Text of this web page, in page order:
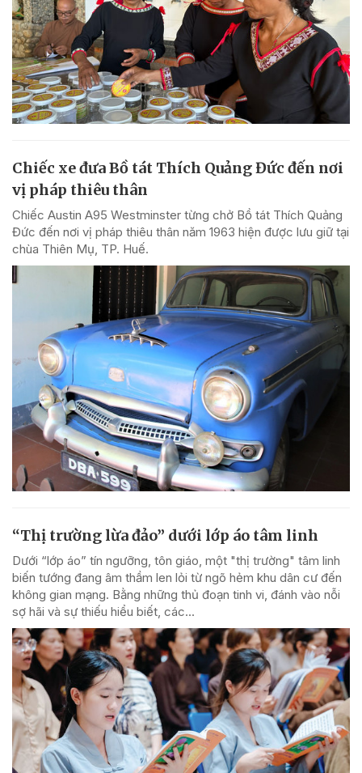
Chiếc xe đưa Bồ tát Thích Quảng Đức đến nơi
vị pháp thiêu thân
Chiếc Austin A95 Westminster từng chở Bồ tát Thích Quảng
Đức đến nơi vị pháp thiêu thân năm 1963 hiện được lưu giữ tại
chùa Thiên Mụ, TP. Huế.
“Thị trường lừa đảo” dưới lớp áo tâm linh
Dưới “lớp áo” tín ngưỡng, tôn giáo, một "thị trường" tâm linh
biến tướng đang âm thầm len lỏi từ ngõ hẻm khu dân cư đến
không gian mạng. Bằng những thủ đoạn tinh vi, đánh vào nỗi
sợ hãi và sự thiếu hiểu biết, các...